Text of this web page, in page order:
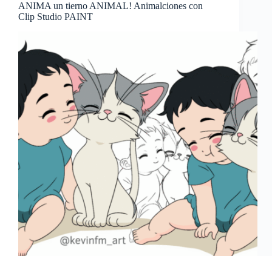
ANIMA un tierno ANIMAL! Animalciones con
Clip Studio PAINT